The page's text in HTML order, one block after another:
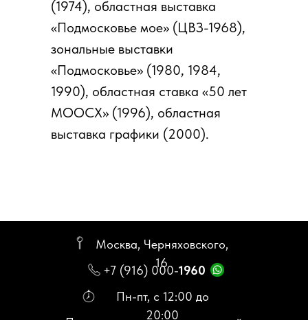
(1974), областная выставка
«Подмосковье мое» (ЦВЗ-1968),
зональные выставки
«Подмосковье» (1980, 1984,
1990), областная ставка «50 лет
МООСХ» (1996), областная
выставка графики (2000).
+7 (916) 000-1960
Москва, Черняховского,
16
Пн-пт, с 12:00 до
20:00